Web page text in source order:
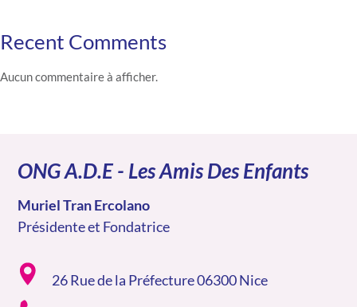
Recent Comments
Aucun commentaire à afficher.
ONG A.D.E - Les Amis Des Enfants
Muriel Tran Ercolano
Présidente et Fondatrice
26 Rue de la Préfecture 06300 Nice